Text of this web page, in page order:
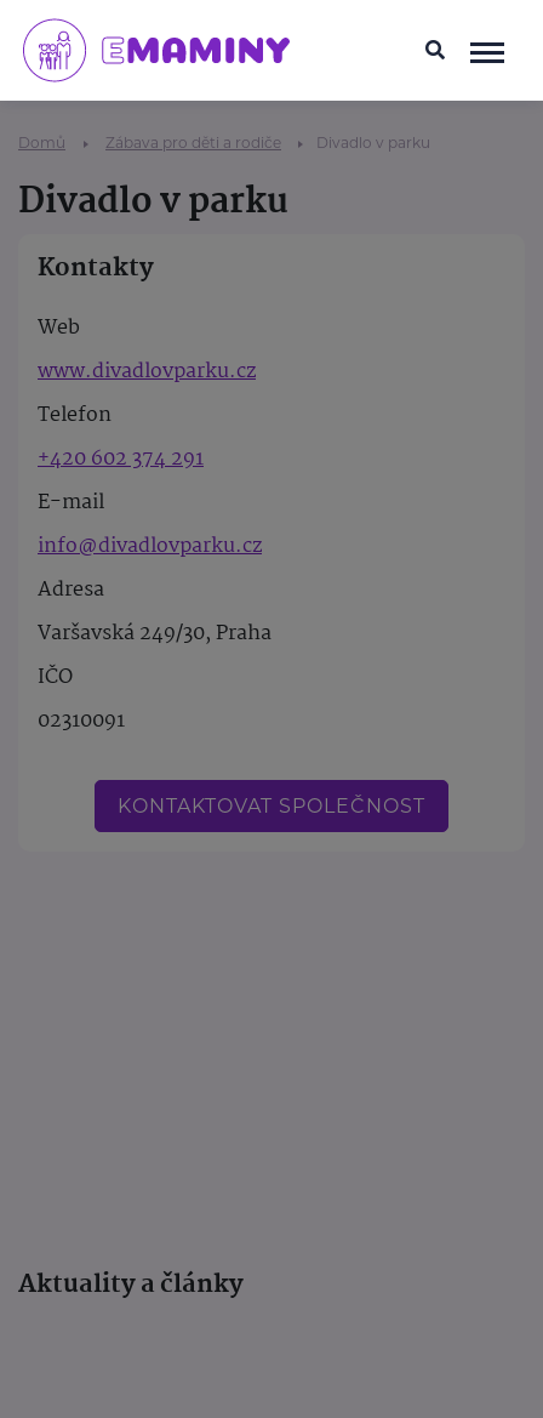
Domů Zábava pro děti a rodiče Divadlo v parku
Divadlo v parku
Kontakty
Web
www.divadlovparku.cz
Telefon
+420 602 374 291
E-mail
info@divadlovparku.cz
Adresa
Varšavská 249/30, Praha
IČO
02310091
KONTAKTOVAT SPOLEČNOST
Aktuality a články